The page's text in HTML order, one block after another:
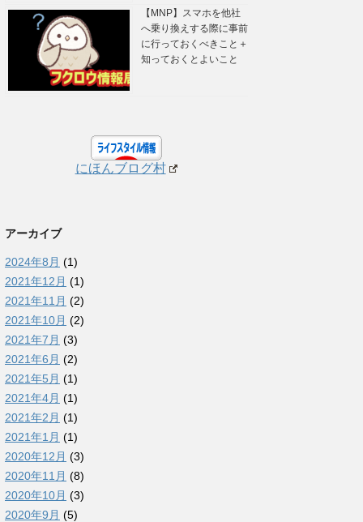
【MNP】スマホを他社
へ乗り換えする際に事前
に行っておくべきこと＋
知っておくとよいこと
にほんブログ村
アーカイブ
2024年8月 (1)
2021年12月 (1)
2021年11月 (2)
2021年10月 (2)
2021年7月 (3)
2021年6月 (2)
2021年5月 (1)
2021年4月 (1)
2021年2月 (1)
2021年1月 (1)
2020年12月 (3)
2020年11月 (8)
2020年10月 (3)
2020年9月 (5)